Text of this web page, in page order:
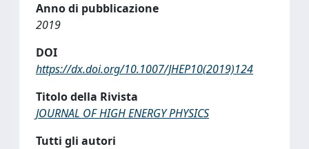
Anno di pubblicazione
2019
DOI
https://dx.doi.org/10.1007/JHEP10(2019)124
Titolo della Rivista
JOURNAL OF HIGH ENERGY PHYSICS
Tutti gli autori